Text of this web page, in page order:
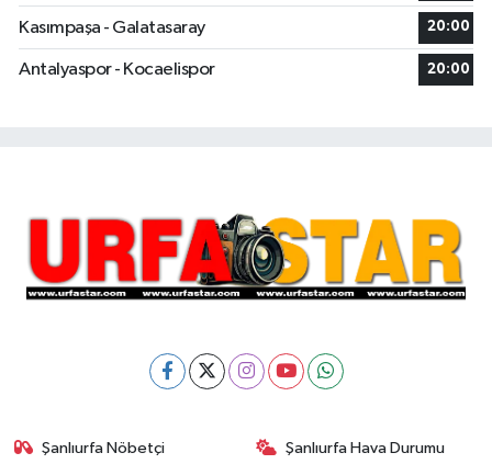
Kasımpaşa - Galatasaray 20:00
Antalyaspor - Kocaelispor 20:00
Şanlıurfa Nöbetçi
Şanlıurfa Hava Durumu